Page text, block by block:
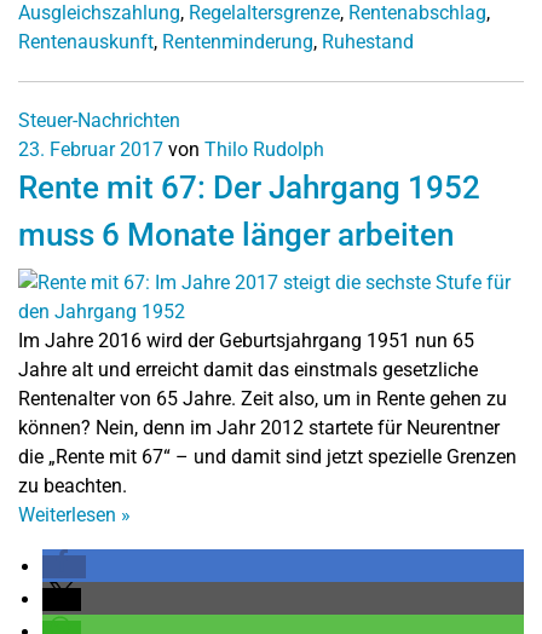
Ausgleichszahlung, Regelaltersgrenze, Rentenabschlag,
Rentenauskunft, Rentenminderung, Ruhestand
Steuer-Nachrichten
23. Februar 2017 von Thilo Rudolph
Rente mit 67: Der Jahrgang 1952
muss 6 Monate länger arbeiten
Im Jahre 2016 wird der Geburtsjahrgang 1951 nun 65
Jahre alt und erreicht damit das einstmals gesetzliche
Rentenalter von 65 Jahre. Zeit also, um in Rente gehen zu
können? Nein, denn im Jahr 2012 startete für Neurentner
die „Rente mit 67“ – und damit sind jetzt spezielle Grenzen
zu beachten.
Weiterlesen »